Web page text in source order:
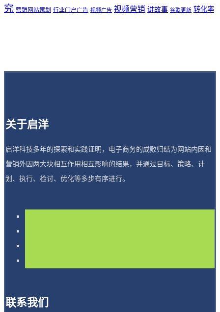
究 营销网站策划 行业门户广告 视频广告 视频营销 讲故事 谷歌更新 转化率
关于启洋
启洋科技多年的探索和实践证明，电子商务的成败归结为网站内因和
营销外因两大块相互作用相互影响的结果，并通过目标、策略、计
划、执行、检讨、优化等多步有序进行。
联系我们